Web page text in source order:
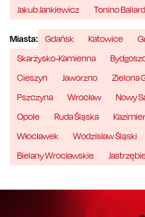
Jakub Jankiewicz
Tonino
Miasta: Gdańsk Katowice
Skarżysko-Kamienna
Cieszyn
Jaworzno Zielona
Pszczyna
Wrocław Nowy
Opole
Ruda Śląska
Włocławek
Wodzisław Śląski
Bielany Wrocławskie